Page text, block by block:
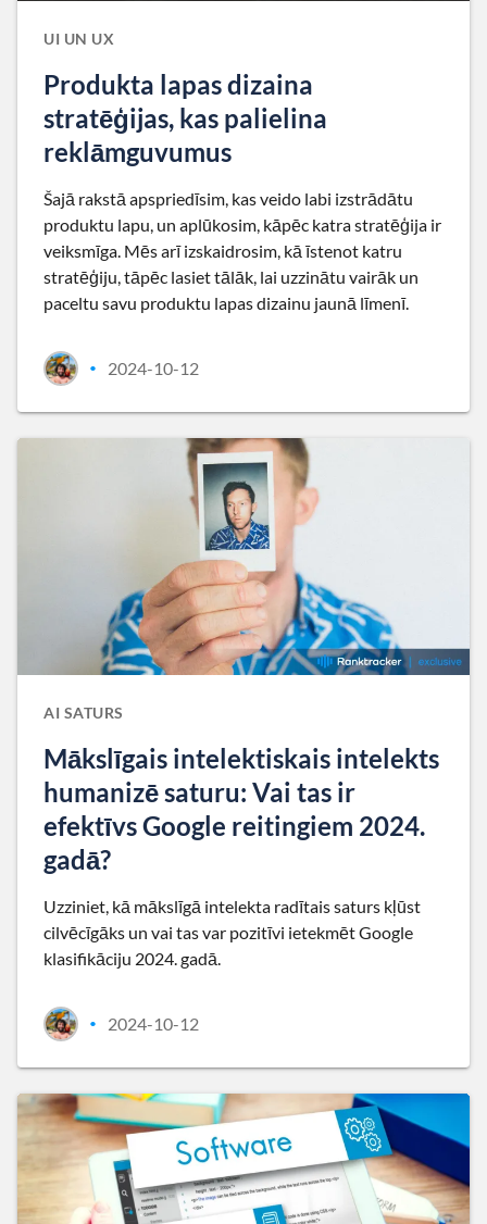
UI UN UX
Produkta lapas dizaina
stratēģijas, kas palielina
reklāmguvumus
Šajā rakstā apspriedīsim, kas veido labi izstrādātu
produktu lapu, un aplūkosim, kāpēc katra stratēģija ir
veiksmīga. Mēs arī izskaidrosim, kā īstenot katru
stratēģiju, tāpēc lasiet tālāk, lai uzzinātu vairāk un
paceltu savu produktu lapas dizainu jaunā līmenī.
• 2024-10-12
AI SATURS
Mākslīgais intelektiskais intelekts
humanizē saturu: Vai tas ir
efektīvs Google reitingiem 2024.
gadā?
Uzziniet, kā mākslīgā intelekta radītais saturs kļūst
cilvēcīgāks un vai tas var pozitīvi ietekmēt Google
klasifikāciju 2024. gadā.
• 2024-10-12